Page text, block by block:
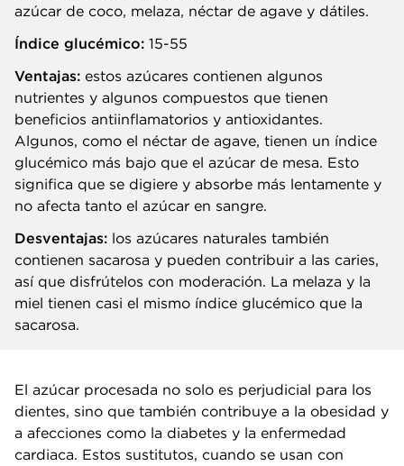
azúcar de coco, melaza, néctar de agave y dátiles.
Índice glucémico: 15-55
Ventajas: estos azúcares contienen algunos
nutrientes y algunos compuestos que tienen
beneficios antiinflamatorios y antioxidantes.
Algunos, como el néctar de agave, tienen un índice
glucémico más bajo que el azúcar de mesa. Esto
significa que se digiere y absorbe más lentamente y
no afecta tanto el azúcar en sangre.
Desventajas: los azúcares naturales también
contienen sacarosa y pueden contribuir a las caries,
así que disfrútelos con moderación. La melaza y la
miel tienen casi el mismo índice glucémico que la
sacarosa.
El azúcar procesada no solo es perjudicial para los
dientes, sino que también contribuye a la obesidad y
a afecciones como la diabetes y la enfermedad
cardiaca. Estos sustitutos, cuando se usan con